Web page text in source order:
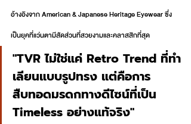
อ้างอิงจาก American & Japanese Heritage Eyewear ซึ่ง
เป็นยุคที่แว่นตามีสัดส่วนที่สวยงามและคลาสสิกที่สุด
"TVR ไม่ใช่แค่ Retro Trend ที่ทำ
เลียนแบบรูปทรง แต่คือการ
สืบทอดมรดกทางดีไซน์ที่เป็น
Timeless อย่างแท้จริง"